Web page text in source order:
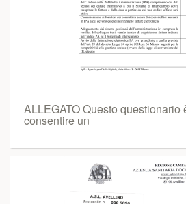
ALLEGATO Questo questionario
consentire un